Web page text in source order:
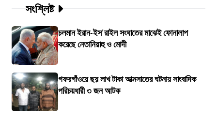
সংশ্লিষ্ট
চলমান ইরান-ইস'রাইল সংঘাতের মাঝেই ফোনালাপ
করেছে নেতানিয়াহু ও মোদী
গফরগাঁওয়ে ছয় লাখ টাকা আত্মসাতের ঘটনায় সাংবাদিক
পরিচয়ধারী ৩ জন আটক